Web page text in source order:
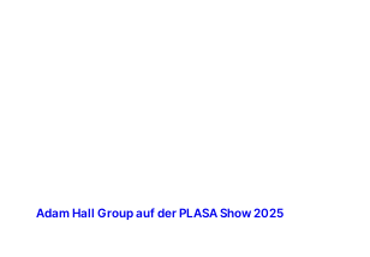
Adam Hall Group auf der PLASA Show 2025